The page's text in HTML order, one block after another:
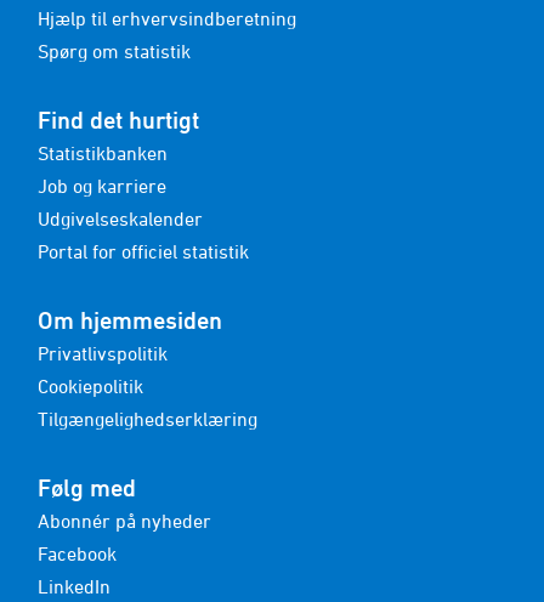
Hjælp til erhvervsindberetning
Spørg om statistik
Find det hurtigt
Statistikbanken
Job og karriere
Udgivelseskalender
Portal for officiel statistik
Om hjemmesiden
Privatlivspolitik
Cookiepolitik
Tilgængelighedserklæring
Følg med
Abonnér på nyheder
Facebook
LinkedIn